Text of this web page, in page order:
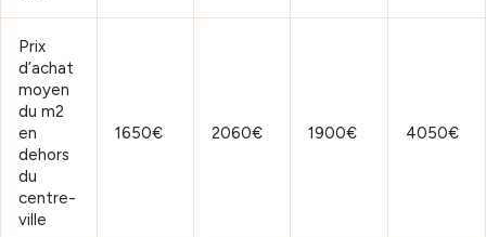
Prix
d’achat
moyen
du m2
en
dehors
du
centre-
ville
1650€ 2060€ 1900€ 4050€